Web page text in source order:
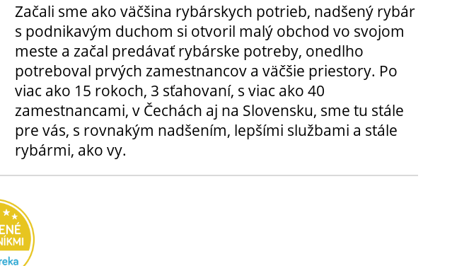
Začali sme ako väčšina rybárskych potrieb, nadšený rybár
s podnikavým duchom si otvoril malý obchod vo svojom
meste a začal predávať rybárske potreby, onedlho
potreboval prvých zamestnancov a väčšie priestory. Po
viac ako 15 rokoch, 3 sťahovaní, s viac ako 40
zamestnancami, v Čechách aj na Slovensku, sme tu stále
pre vás, s rovnakým nadšením, lepšími službami a stále
rybármi, ako vy.